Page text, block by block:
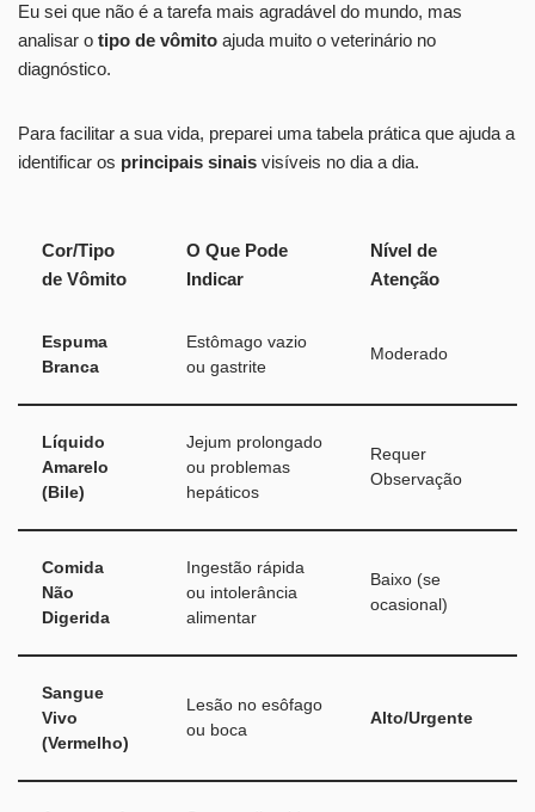
Eu sei que não é a tarefa mais agradável do mundo, mas
analisar o tipo de vômito ajuda muito o veterinário no
diagnóstico.
Para facilitar a sua vida, preparei uma tabela prática que ajuda a
identificar os principais sinais visíveis no dia a dia.
Cor/Tipo
de Vômito
O Que Pode
Indicar
Nível de
Atenção
Espuma
Branca
Estômago vazio
ou gastrite
Moderado
Líquido
Amarelo
(Bile)
Jejum prolongado
ou problemas
hepáticos
Requer
Observação
Comida
Não
Digerida
Ingestão rápida
ou intolerância
alimentar
Baixo (se
ocasional)
Sangue
Vivo
(Vermelho)
Lesão no esôfago
ou boca
Alto/Urgente